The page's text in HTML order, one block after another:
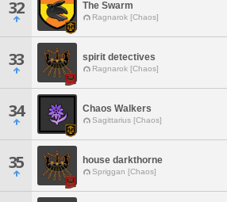
32 The Swarm
Ragnarok [Chaos]
33 spirit detectives
Ragnarok [Chaos]
34 Chaos Walkers
Sagittarius [Chaos]
35 house darkthorne
Spriggan [Chaos]